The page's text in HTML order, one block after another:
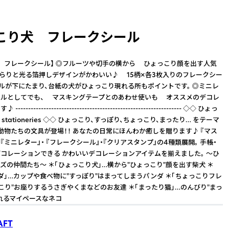
り犬 フレークシール
フレークシール】 ◎フルーツや切手の横から ひょっこり顔を出す人気
りと光る箔押しデザインがかわいい♪ 15柄×各3枚入りのフレークシー
が下にたまり、台紙の犬がひょっこり現れる所もポイントです。 ◎ミニレ
としてでも、 マスキングテープとのあわせ使いも オススメのデコレ
す♪ ----------------------------------------------------------------- ◇◇ ひょっ
◇◇ ひょっこり、すっぽり、ちょっこり、まったり… をテーマ
物たちの文具が登場！！ あなたの日常にほんわか癒しを贈ります♪ 『マス
ミニレター』・ 『フレークシール』・『クリアスタンプ』の4種類展開。 手帳・
レーションできる かわいいデコレーションアイテムを揃えました。 〜ひ
の仲間たち〜 ＊「ひょっこり犬」…横から"ひょっこり"顔を出す柴犬 ＊
」…カップや食べ物に"すっぽり"はまってしまうパンダ ＊「ちょっこりフレ
り"お座りするうさぎやくまなどのお友達 ＊「まったり猫」…のんびり"まっ
マイペースなネコ